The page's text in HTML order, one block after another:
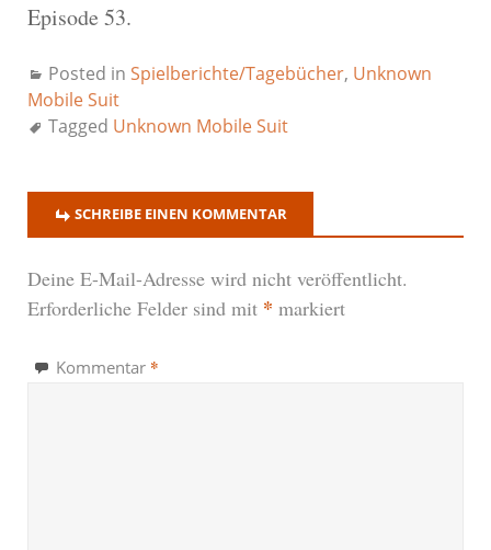
Episode 53.
Posted in Spielberichte/Tagebücher, Unknown
Mobile Suit
Tagged Unknown Mobile Suit
SCHREIBE EINEN KOMMENTAR
Deine E-Mail-Adresse wird nicht veröffentlicht.
Erforderliche Felder sind mit * markiert
Kommentar *